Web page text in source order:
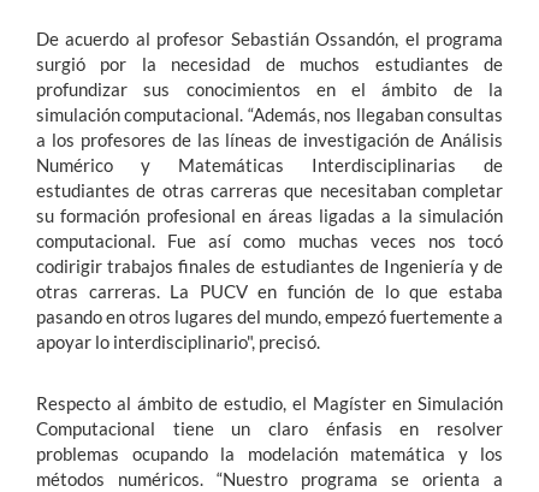
De acuerdo al profesor Sebastián Ossandón, el programa
surgió por la necesidad de muchos estudiantes de
profundizar sus conocimientos en el ámbito de la
simulación computacional. “Además, nos llegaban consultas
a los profesores de las líneas de investigación de Análisis
Numérico y Matemáticas Interdisciplinarias de
estudiantes de otras carreras que necesitaban completar
su formación profesional en áreas ligadas a la simulación
computacional. Fue así como muchas veces nos tocó
codirigir trabajos finales de estudiantes de Ingeniería y de
otras carreras. La PUCV en función de lo que estaba
pasando en otros lugares del mundo, empezó fuertemente a
apoyar lo interdisciplinario", precisó.
Respecto al ámbito de estudio, el Magíster en Simulación
Computacional tiene un claro énfasis en resolver
problemas ocupando la modelación matemática y los
métodos numéricos. “Nuestro programa se orienta a